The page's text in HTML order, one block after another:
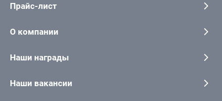
Прайс-лист
О компании
Наши награды
Наши вакансии